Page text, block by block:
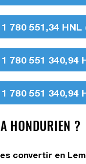
1 780 551,34 HNL
1 780 551 340,94
1 780 551 340,94
HONDURIEN ?
convertir en